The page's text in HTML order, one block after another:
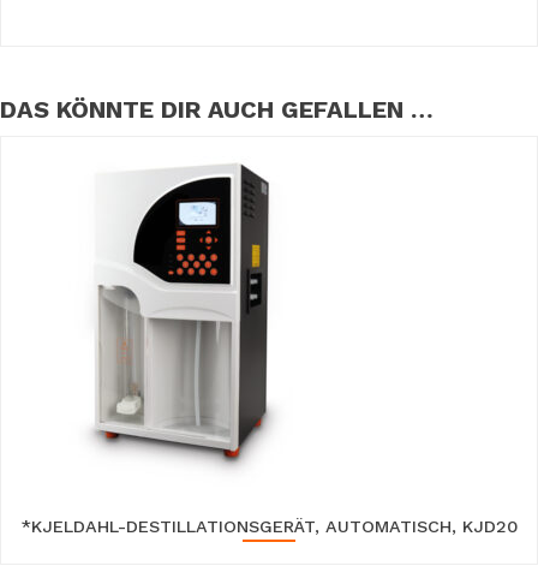
DAS KÖNNTE DIR AUCH GEFALLEN …
*KJELDAHL-DESTILLATIONSGERÄT, AUTOMATISCH, KJD20